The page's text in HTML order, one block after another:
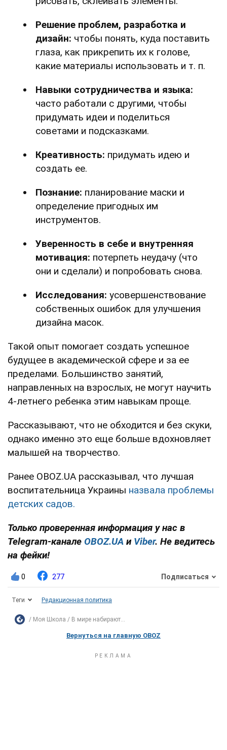
Решение проблем, разработка и
дизайн: чтобы понять, куда поставить
глаза, как прикрепить их к голове,
какие материалы использовать и т. п.
Навыки сотрудничества и языка:
часто работали с другими, чтобы
придумать идеи и поделиться
советами и подсказками.
Креативность: придумать идею и
создать ее.
Познание: планирование маски и
определение пригодных им
инструментов.
Уверенность в себе и внутренняя
мотивация: потерпеть неудачу (что
они и сделали) и попробовать снова.
Исследования: усовершенствование
собственных ошибок для улучшения
дизайна масок.
Такой опыт помогает создать успешное
будущее в академической сфере и за ее
пределами. Большинство занятий,
направленных на взрослых, не могут научить
4-летнего ребенка этим навыкам проще.
Рассказывают, что не обходится и без скуки,
однако именно это еще больше вдохновляет
малышей на творчество.
Ранее OBOZ.UA рассказывал, что лучшая
воспитательница Украины назвала проблемы
детских садов.
Только проверенная информация у нас в
Telegram-канале OBOZ.UA и Viber. Не ведитесь
на фейки!
0 277 Подписаться
Теги Редакционная политика
Моя Школа В мире набирают...
Вернуться на главную OBOZ